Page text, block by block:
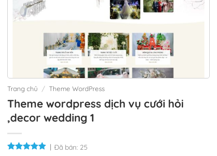
Trang chủ / Theme WordPress
Theme wordpress dịch vụ cưới hỏi
,decor wedding 1
Đã bán: 25